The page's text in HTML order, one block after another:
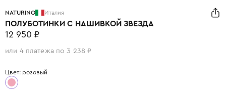
NATURINO Италия
ПОЛУБОТИНКИ С НАШИВКОЙ ЗВЕЗДА
12 950 ₽
или 4 платежа по 3 238 ₽
Цвет: розовый